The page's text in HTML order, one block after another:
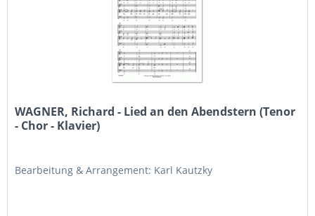
WAGNER, Richard - Lied an den Abendstern (Tenor
- Chor - Klavier)
Bearbeitung & Arrangement: Karl Kautzky